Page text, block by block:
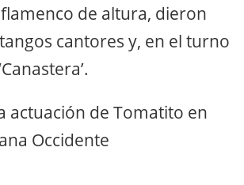
de altura, dieron
cantores y, en el turno
actuación de Tomatito en
Occidente